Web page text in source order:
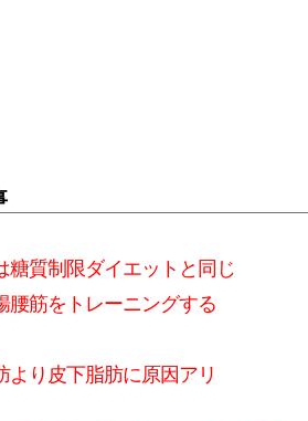
糖質制限ダイエットと同じ
腰筋をトレーニングする
より皮下脂肪に原因アリ